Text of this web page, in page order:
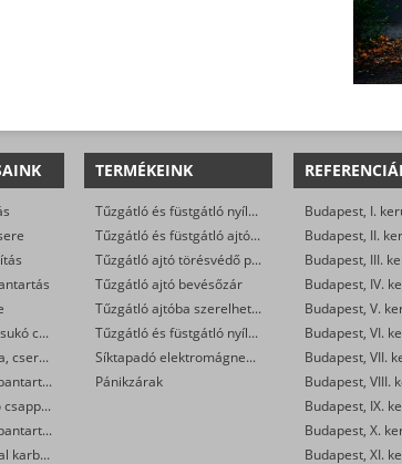
Tűzgátló ajtó ajtócsukó csere
Pánikzárak javítása, cseréje
Tűzgátló kapu karbantartás
Tűzgátló, füstgátló csappantyú karbantartás
Füstkötény-fal karbantartás
Tűzgátló függönyfal karbantartás
TERMÉKEINK
Tűzgátló és füstgátló nyílászárók
Tűzgátló és füstgátló ajtóalkatrészek (zsanér, rugó, stift, tömítés…)
Tűzgátló ajtó törésvédő pajzs és kilincsgarnitúra (kilincs-kilincs, vagy gomb-kilincs)
Tűzgátló ajtó bevésőzár
Tűzgátló ajtóba szerelhető zárbetét
Tűzgátló és füstgátló nyílászárókra szerelhető ajtócsukó és soroló
Síktapadó elektromágnesek
Pánikzárak
Budapest, I.
Budapest, II.
Budapest, III.
Budapest, IV.
Budapest, V.
Budapest, VI.
Budapest, VII.
Budapest, VIII.
Budapest, IX.
Budapest, X.
Budapest, XI.